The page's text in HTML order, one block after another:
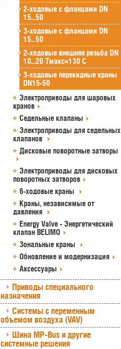
2-ходовые с фланцами DN
15...50
3-ходовые с фланцами DN
15...50
2-ходовые внешняя резьба DN
10...20 Tмакс=130 C
3-ходовые перекидные краны
DN15-50
Электроприводы для шаровых
кранов
Седельные клапаны
Электроприводы для седельных
клапанов
Дисковые поворотные затворы
Электроприводы для дисковых
поворотных затворов
6-ходовые краны
Краны, независимые от
давления
Energy Valve - Энергетический
клапан BELIMO
Зональные краны
Обновление и модернизация
Аксессуары
Приводы специального
назначения
Системы с переменным
объемом воздуха (VAV)
Шина MP-Bus и другие
системные решения